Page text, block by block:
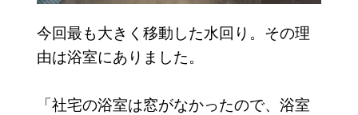
今回最も大きく移動した水回り。その理
由は浴室にありました。
「社宅の浴室は窓がなかったので、浴室